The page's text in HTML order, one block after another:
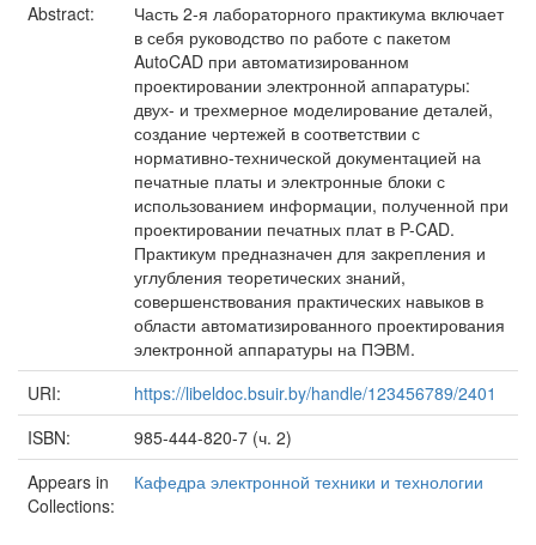
Abstract:
Часть 2-я лабораторного практикума включает
в себя руководство по работе с пакетом
AutoCAD при автоматизированном
проектировании электронной аппаратуры:
двух- и трехмерное моделирование деталей,
создание чертежей в соответствии с
нормативно-технической документацией на
печатные платы и электронные блоки с
использованием информации, полученной при
проектировании печатных плат в P-CAD.
Практикум предназначен для закрепления и
углубления теоретических знаний,
совершенствования практических навыков в
области автоматизированного проектирования
электронной аппаратуры на ПЭВМ.
URI:
https://libeldoc.bsuir.by/handle/123456789/2401
ISBN:
985-444-820-7 (ч. 2)
Appears in
Collections:
Кафедра электронной техники и технологии